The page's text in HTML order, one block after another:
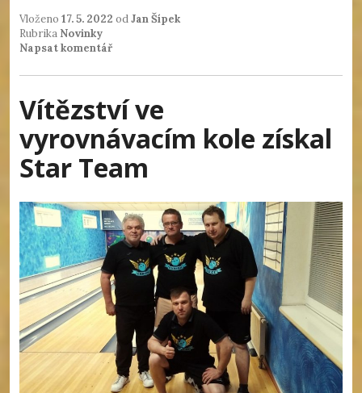
Vloženo 17. 5. 2022 odJan Šípek
Rubrika Novinky
Napsat komentář
Vítězství ve
vyrovnávacím kole získal
Star Team